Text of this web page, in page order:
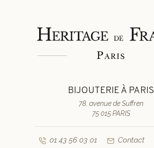
BIJOUTERIE À PARIS
78, avenue de Suffren
75 015 PARIS
01 43 56 03 01 Contact